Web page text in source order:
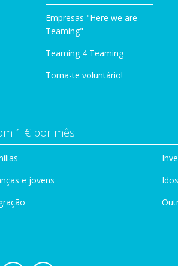
Empresas "Here we are
Teaming"
Teaming 4 Teaming
Torna-te voluntário!
1 € por mês
e jovens